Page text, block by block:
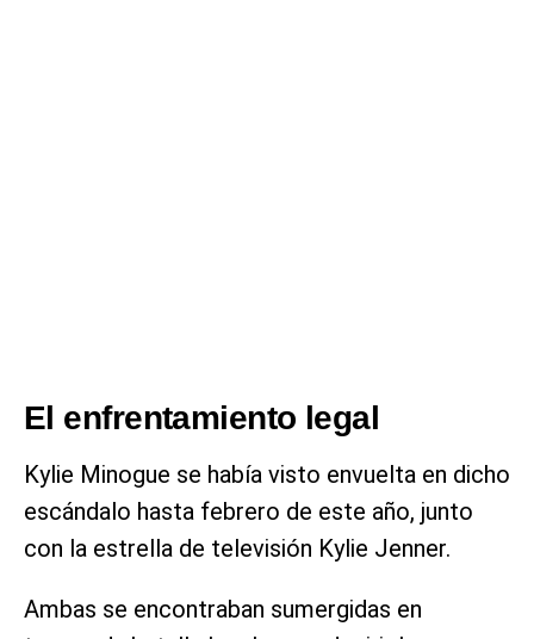
El enfrentamiento legal
Kylie Minogue se había visto envuelta en dicho
escándalo hasta febrero de este año, junto
con la estrella de televisión Kylie Jenner.
Ambas se encontraban sumergidas en